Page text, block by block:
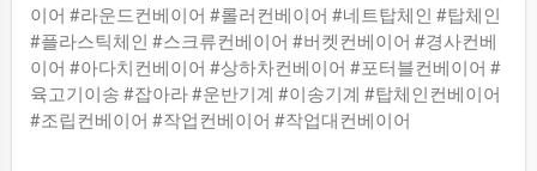
이어 #라운드컨베이어 #롤러컨베이어 #네트탑체인 #탑체인
#플라스틱체인 #스크류컨베이어 #버켓컨베이어 #경사컨베
이어 #아다치컨베이어 #상하차컨베이어 #포터블컨베이어 #
육고기이송 #잡아라 #운반기계 #이송기계 #탑체인컨베이어
#조립컨베이어 #작업컨베이어 #작업대컨베이어